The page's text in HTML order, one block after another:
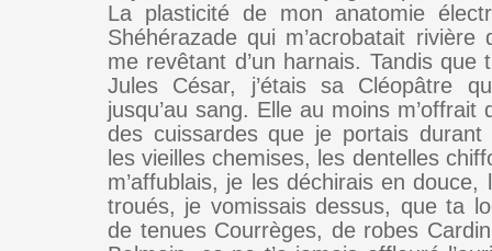
La plasticité de mon anatomie
Shéhérazade qui m’acrobatait rivière
me revêtant d’un harnais. Tandis que
Jules César, j’étais sa Cléopâtre
jusqu’au sang. Elle au moins m’offrait
des cuissardes que je portais durant
les vieilles chemises, les dentelles
m’affublais, je les déchirais en douce,
troués, je vomissais dessus, que ta
de tenues Courrèges, de robes